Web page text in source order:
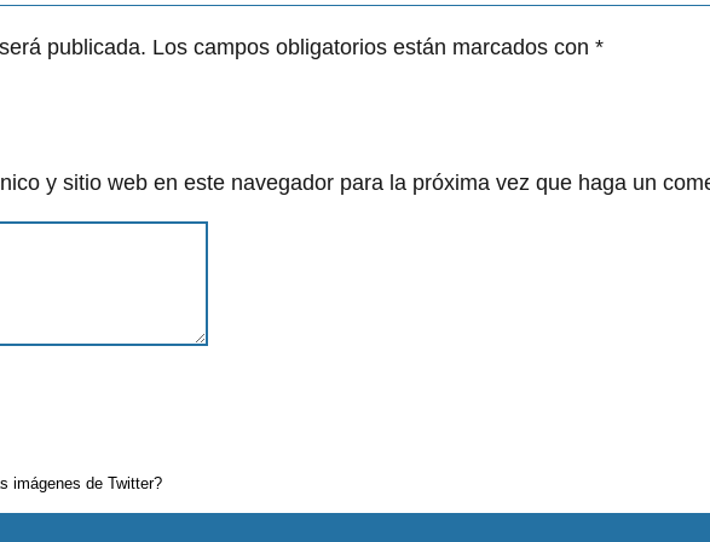
publicada. Los campos obligatorios están marcados con *
y sitio web en este navegador para la próxima vez que haga un
imágenes de Twitter?